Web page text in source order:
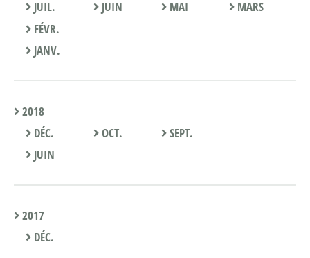
JUIL.
JUIN MAI
MARS
FÉVR.
JANV.
2018
DÉC.
OCT.
SEPT.
JUIN
2017
DÉC.